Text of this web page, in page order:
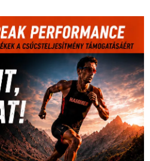
(138)karate(168)kickbox(204)
Lewis Hamilton(168) magyar
(244)motorsport(153)Opel
(122)Rendezvény(142)rio
Magazin(128) szabadidősport
(416)táplálkozás(155)utazás
(162)Világkupa(129)vitorlázás
Érdi Mária(130)életmód(416)